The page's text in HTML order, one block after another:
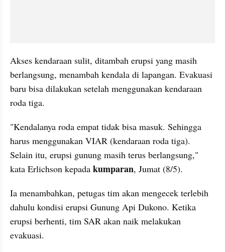
Akses kendaraan sulit, ditambah erupsi yang masih
berlangsung, menambah kendala di lapangan. Evakuasi
baru bisa dilakukan setelah menggunakan kendaraan
roda tiga.
"Kendalanya roda empat tidak bisa masuk. Sehingga
harus menggunakan VIAR (kendaraan roda tiga).
Selain itu, erupsi gunung masih terus berlangsung,"
kata Erlichson kepada kumparan, Jumat (8/5).
Ia menambahkan, petugas tim akan mengecek terlebih
dahulu kondisi erupsi Gunung Api Dukono. Ketika
erupsi berhenti, tim SAR akan naik melakukan
evakuasi.